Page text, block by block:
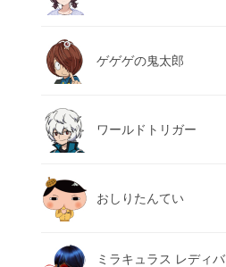
ゲゲゲの鬼太郎
ワールドトリガー
おしりたんてい
ミラキュラス レディバ